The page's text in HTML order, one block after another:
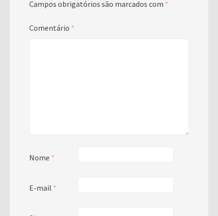
Campos obrigatórios são marcados com *
Comentário *
Nome *
E-mail *